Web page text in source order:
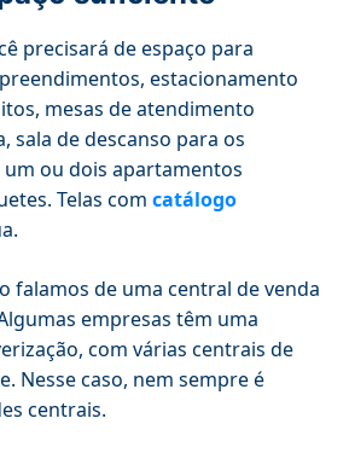
precisará de espaço para
estacionamento
mesas de atendimento
sala de descanso para os
ou dois apartamentos
Telas com catálogo
falamos de uma central de venda
empresas têm uma
com várias centrais de
Nesse caso, nem sempre é
centrais.